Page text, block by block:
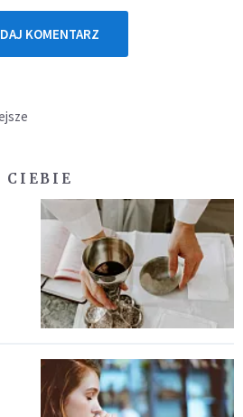
KOMENTARZ
CIEBIE